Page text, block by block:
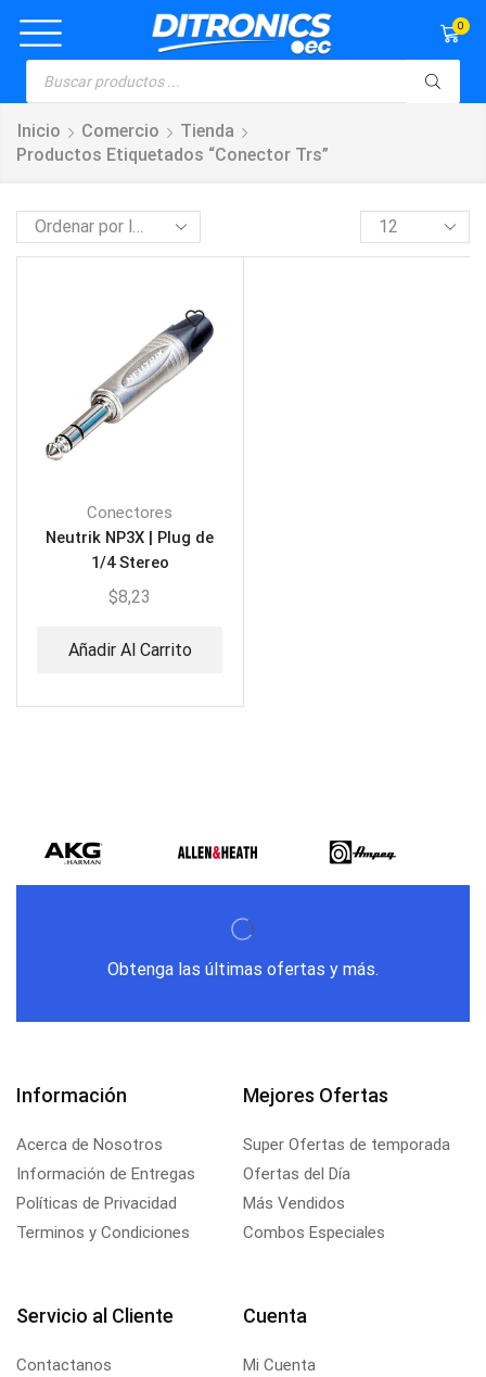
0
Inicio Comercio
Tienda
Productos Etiquetados “conector Trs”
Conectores
Neutrik NP3X | Plug de
1/4 Stereo
$8,23
Añadir Al Carrito
Obtenga las últimas ofertas y más.
Información
Acerca de Nosotros
Información de Entregas
Políticas de Privacidad
Terminos y Condiciones
Mejores Ofertas
Super Ofertas de temporada
Ofertas del Día
Más Vendidos
Combos Especiales
Servicio al Cliente
Contactanos
Cuenta
Mi Cuenta